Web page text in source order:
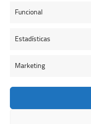
Funcional
Estadísticas
Marketing
Colegio Oficial de